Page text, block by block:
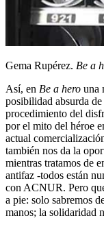
Gema Rupérez. Be a
Así, en Be a hero una
posibilidad absurda
procedimiento del
por el mito del héroe
actual
también nos da la
mientras tratamos de
antifaz -todos están
con ACNUR. Pero
a pie: solo sabremos
manos; la solidaridad